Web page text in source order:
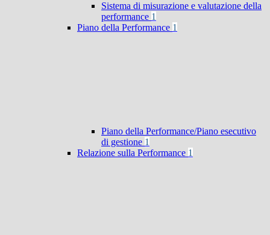
Sistema di misurazione e valutazione della
performance 1
Piano della Performance 1
Piano della Performance/Piano esecutivo
di gestione 1
Relazione sulla Performance 1